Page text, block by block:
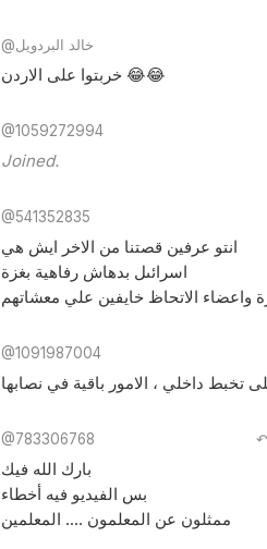
@خالد البردويل
خربتوا على الاردن 😂😂
@1059272994
Joined.
@541352835
انتو عرفين قصتنا من الاخر ايش هي
اسرائىل بدهاش رفاهية بغزة
واعضاء الاتحاظ خايفين علي معشاتهم
@1091987004
تخبط داخلي ، الامور باقية في نصابها
@783306768
بارك الله فيك
بس الفيديو فيه أخطاء
ممثلون عن المعلمون .... المعلمين